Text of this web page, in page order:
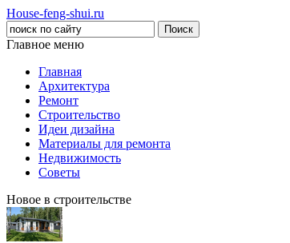
House-feng-shui.ru
Главное меню
Главная
Архитектура
Ремонт
Строительство
Идеи дизайна
Материалы для ремонта
Недвижимость
Советы
Новое в строительстве